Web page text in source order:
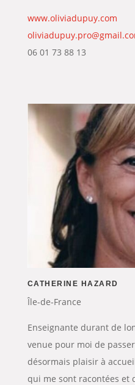
www.oliviadupuy.com
06 01 73 88 13
CATHERINE HAZARD
Île-de-France
Enseignante durant de
venue pour moi de
désormais plaisir à
qui me sont racontées et